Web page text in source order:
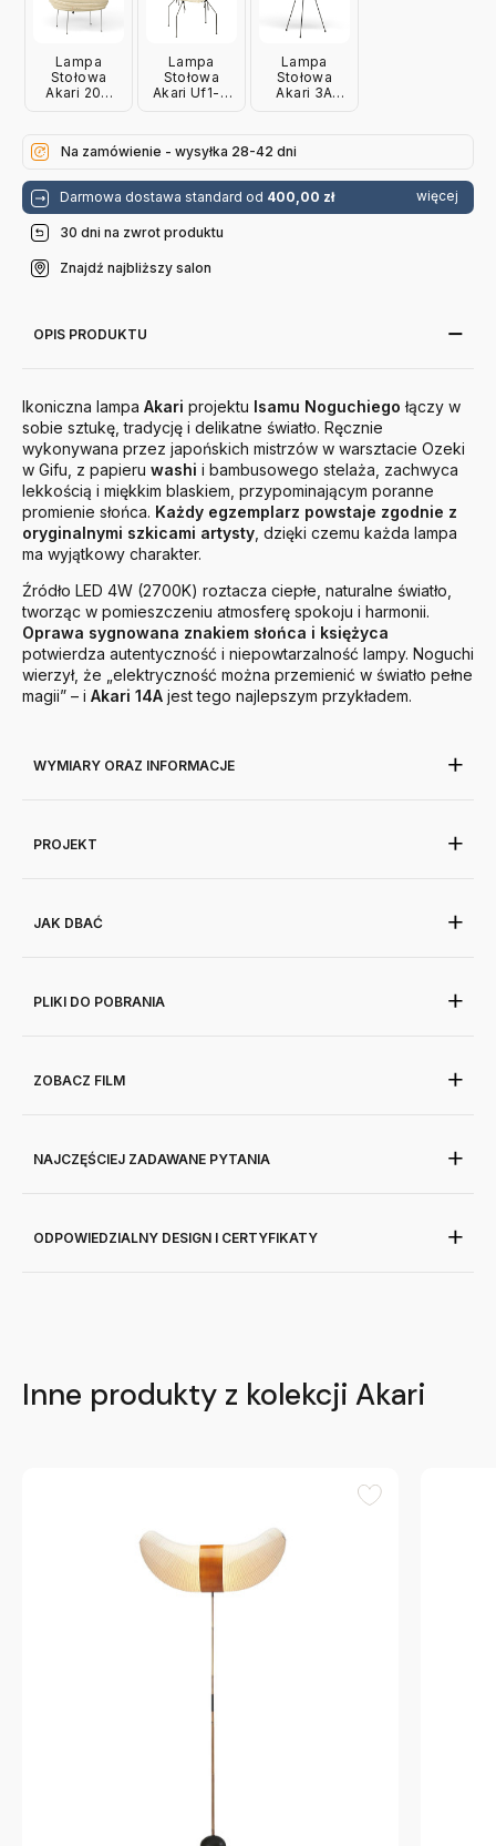
Lampa
Stołowa
Akari 20N
Lampa
Stołowa
Akari Uf1-H
Lampa
Stołowa
Akari 3A
Na zamówienie - wysyłka 28-42 dni
Darmowa dostawa standard od 400,00 zł więcej
30 dni na zwrot produktu
Znajdź najbliższy salon
OPIS PRODUKTU
Ikoniczna lampa Akari projektu Isamu Noguchiego łączy w
sobie sztukę, tradycję i delikatne światło. Ręcznie
wykonywana przez japońskich mistrzów w warsztacie Ozeki
w Gifu, z papieru washi i bambusowego stelaża, zachwyca
lekkością i miękkim blaskiem, przypominającym poranne
promienie słońca. Każdy egzemplarz powstaje zgodnie z
oryginalnymi szkicami artysty , dzięki czemu każda lampa
ma wyjątkowy charakter.
Źródło LED 4W (2700K) roztacza ciepłe, naturalne światło,
tworząc w pomieszczeniu atmosferę spokoju i harmonii.
Oprawa sygnowana znakiem słońca i księżyca
potwierdza autentyczność i niepowtarzalność lampy. Noguchi
wierzył, że „elektryczność można przemienić w światło pełne
magii” – i Akari 14A jest tego najlepszym przykładem.
WYMIARY ORAZ INFORMACJE
PROJEKT
JAK DBAĆ
PLIKI DO POBRANIA
ZOBACZ FILM
NAJCZĘŚCIEJ ZADAWANE PYTANIA
ODPOWIEDZIALNY DESIGN I CERTYFIKATY
Inne produkty z kolekcji Akari